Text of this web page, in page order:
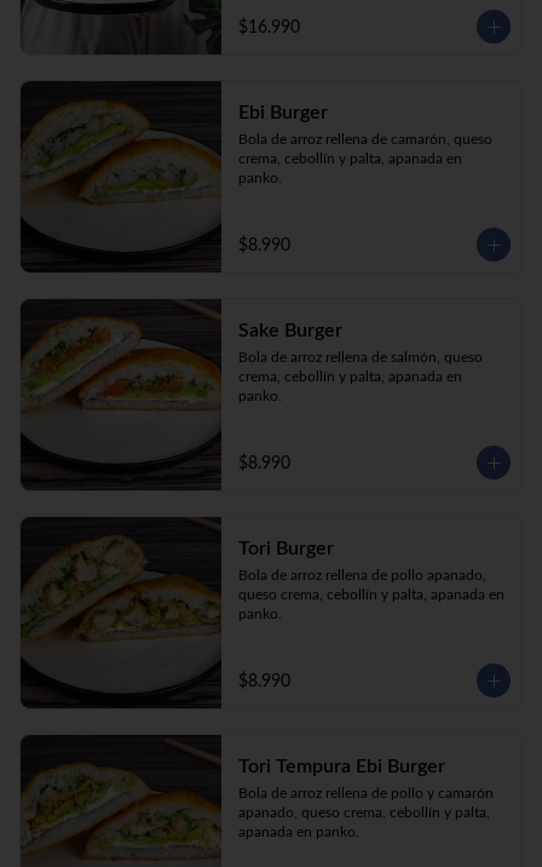
**Imagen Referencial**
en palta.
Gyosas a elección  (5u)  + 2 bebidas
**Imagen Referencial**
$16.990
Ebi Burger
Bola de arroz rellena de camarón, queso
crema, cebollín y palta, apanada en
panko.
$8.990
Sake Burger
Bola de arroz rellena de salmón, queso
crema, cebollín y palta, apanada en
panko.
$8.990
Tori Burger
Bola de arroz rellena de pollo apanado,
queso crema, cebollín y palta, apanada en
panko.
$8.990
Tori Tempura Ebi Burger
Bola de arroz rellena de pollo y camarón
apanado, queso crema, cebollín y palta,
apanada en panko.